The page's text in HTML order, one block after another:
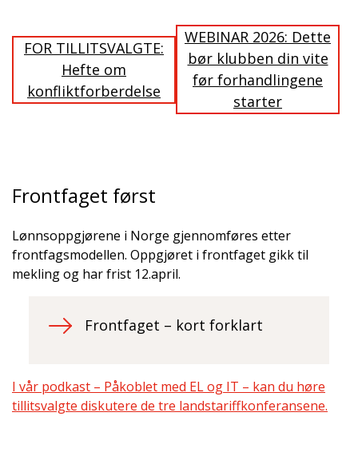
FOR TILLITSVALGTE:
Hefte om
konfliktforberdelse
WEBINAR 2026: Dette
bør klubben din vite
før forhandlingene
starter
Frontfaget først
Lønnsoppgjørene i Norge gjennomføres etter
frontfagsmodellen. Oppgjøret i frontfaget gikk til
mekling og har frist 12.april.
Frontfaget – kort forklart
I vår podkast – Påkoblet med EL og IT – kan du høre
tillitsvalgte diskutere de tre landstariffkonferansene.